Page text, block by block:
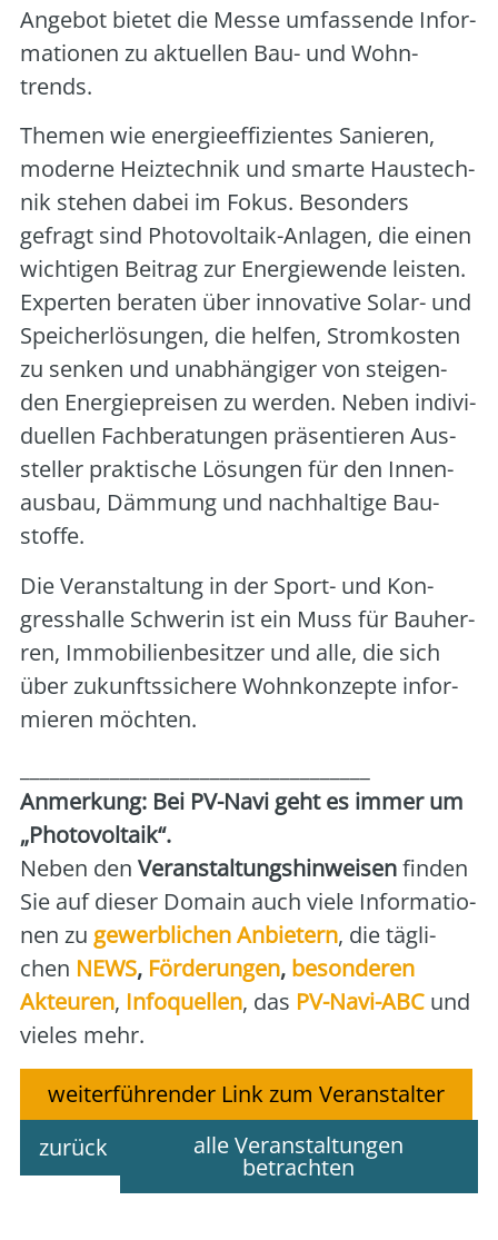
Ange­bot bie­tet die Mes­se umfas­sen­de Infor­
ma­tio­nen zu aktu­el­len Bau- und Wohn­
trends.
The­men wie ener­gie­ef­fi­zi­en­tes Sanie­ren,
moder­ne Heiz­tech­nik und smar­te Haus­tech­
nik ste­hen dabei im Fokus. Beson­ders
gefragt sind Pho­to­vol­ta­ik-Anla­gen, die einen
wich­ti­gen Bei­trag zur Ener­gie­wen­de leis­ten.
Exper­ten bera­ten über inno­va­ti­ve Solar- und
Spei­cher­lö­sun­gen, die hel­fen, Strom­kos­ten
zu sen­ken und unab­hän­gi­ger von stei­gen­
den Ener­gie­prei­sen zu wer­den. Neben indi­vi­
du­el­len Fach­be­ra­tun­gen prä­sen­tie­ren Aus­
stel­ler prak­ti­sche Lösun­gen für den Innen­
aus­bau, Däm­mung und nach­hal­ti­ge Bau­
stof­fe.
Die Ver­an­stal­tung in der Sport- und Kon­
gress­hal­le Schwe­rin ist ein Muss für Bau­her­
ren, Immo­bi­li­en­be­sit­zer und alle, die sich
über zukunfts­si­che­re Wohn­kon­zep­te infor­
mie­ren möch­ten.
Anmer­kung: Bei PV-Navi geht es immer um
„Pho­to­vol­ta­ik“.
Neben den Ver­an­stal­tungs­hin­wei­senfin­den
Sie auf die­ser Domain auch vie­le Infor­ma­tio­
nen zu gewerb­li­chen Anbie­tern, die täg­li­
chen NEWS, För­de­run­gen, beson­de­ren
Akteu­ren, Info­quel­len, das PV-Navi-ABC und
vie­les mehr.
weiterführender Link zum Veranstalter
zurück
alle Veranstaltungen
betrachten